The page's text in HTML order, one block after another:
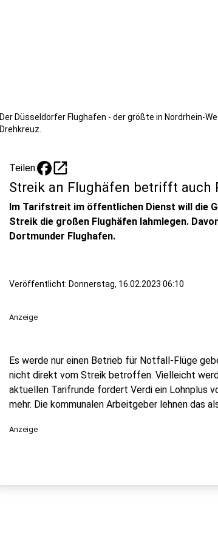
Der Düsseldorfer Flughafen - der größte in Nordrhein-
Drehkreuz.
Teilen: open_in_new
Streik an Flughäfen betrifft auch
Im Tarifstreit im öffentlichen Dienst will die
Streik die großen Flughäfen lahmlegen.
Dortmunder Flughafen.
Veröffentlicht: Donnerstag, 16.02.2023 06:10
Anzeige
Es werde nur einen Betrieb für Notfall-Flüge
nicht direkt vom Streik betroffen. Vielleicht
aktuellen Tarifrunde fordert Verdi ein Lohnplus
mehr. Die kommunalen Arbeitgeber lehnen das
Anzeige